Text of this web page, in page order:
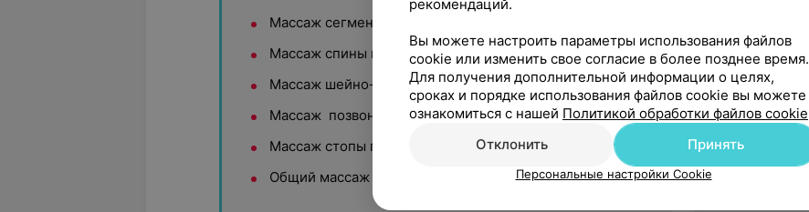
Массаж сегментарный пояснично-крестцовой области
Массаж спины и поясницы
Массаж шейно-грудного отдела позвоночника
Массаж позвоночника
Массаж стопы голени
Общий массаж взрослым и детям (с рождения)
рекомендаций.
Вы можете настроить параметры использования файлов
cookie или изменить свое согласие в более позднее время.
Для получения дополнительной информации о целях,
сроках и порядке использования файлов cookie вы можете
ознакомиться с нашей Политикой обработки файлов cookie
Отклонить
Принять
Персональные настройки Cookie